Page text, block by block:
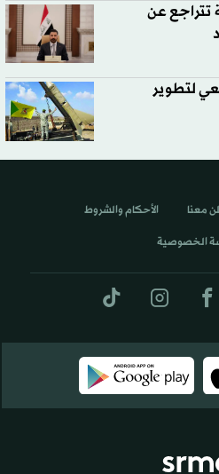
تتراجع عن
لتطوير
معنا الأحكام والشروط
الخصوصية